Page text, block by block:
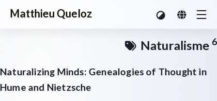
Matthieu Queloz
Naturalisme 6
Naturalizing Minds: Genealogies of Thought in
Hume and Nietzsche